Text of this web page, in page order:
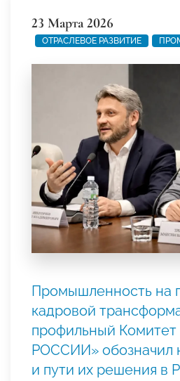
23 Марта 2026
ОТРАСЛЕВОЕ РАЗВИТИЕ
Промышленность на
кадровой
профильный
РОССИИ» обозначил
и пути их решения в